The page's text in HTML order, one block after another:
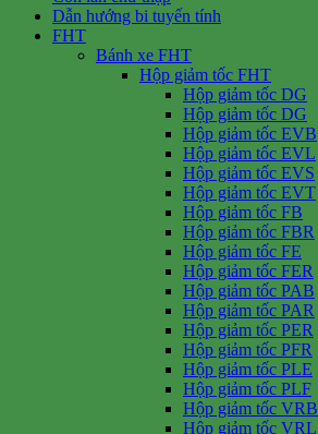
Dẫn hướng bi tuyến tính
FHT
Bánh xe FHT
Hộp giảm tốc FHT
Hộp giảm tốc DG
Hộp giảm tốc DG
Hộp giảm tốc EVB
Hộp giảm tốc EVL
Hộp giảm tốc EVS
Hộp giảm tốc EVT
Hộp giảm tốc FB
Hộp giảm tốc FBR
Hộp giảm tốc FE
Hộp giảm tốc FER
Hộp giảm tốc PAB
Hộp giảm tốc PAR
Hộp giảm tốc PER
Hộp giảm tốc PFR
Hộp giảm tốc PLE
Hộp giảm tốc PLF
Hộp giảm tốc VRB
Hộp giảm tốc VRL